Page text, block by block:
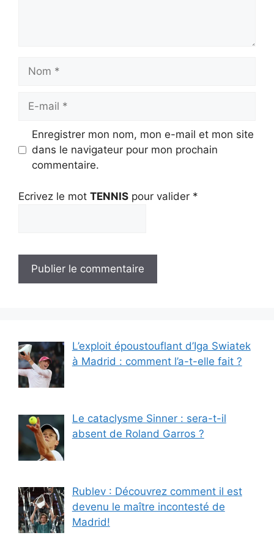
Nom
Enregistrer mon nom, mon e-mail et mon site
dans le navigateur pour mon prochain
commentaire.
Ecrivez le mot TENNIS pour valider *
L’exploit époustouflant d’Iga Swiatek
à Madrid : comment l’a-t-elle fait ?
Le cataclysme Sinner : sera-t-il
absent de Roland Garros ?
Rublev : Découvrez comment il est
devenu le maître incontesté de
Madrid!